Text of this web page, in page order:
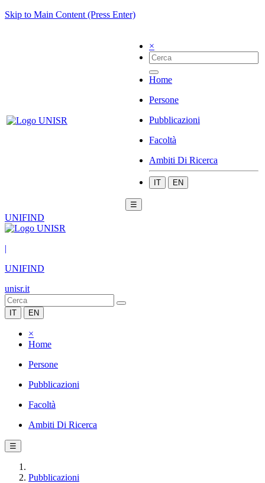
Skip to Main Content (Press Enter)
×
Home
Persone
Pubblicazioni
Facoltà
Ambiti Di Ricerca
IT EN
☰
UNIFIND
|
UNIFIND
unisr.it
IT EN
×
Home
Persone
Pubblicazioni
Facoltà
Ambiti Di Ricerca
☰
Pubblicazioni